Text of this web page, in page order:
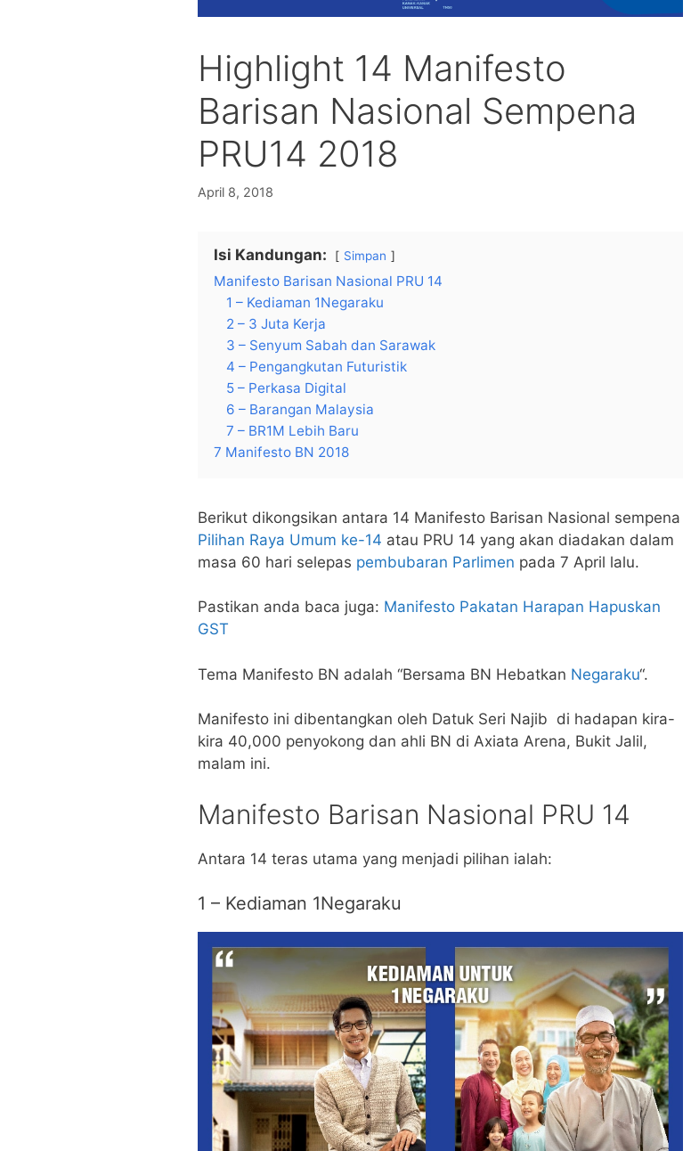
Highlight 14 Manifesto
Barisan Nasional Sempena
PRU14 2018
April 8, 2018
Isi Kandungan: Simpan
Manifesto Barisan Nasional PRU 14
1 – Kediaman 1Negaraku
2 – 3 Juta Kerja
3 – Senyum Sabah dan Sarawak
4 – Pengangkutan Futuristik
5 – Perkasa Digital
6 – Barangan Malaysia
7 – BR1M Lebih Baru
7 Manifesto BN 2018
Berikut dikongsikan antara 14 Manifesto Barisan Nasional sempena
Pilihan Raya Umum ke-14 atau PRU 14 yang akan diadakan dalam
masa 60 hari selepas pembubaran Parlimen pada 7 April lalu.
Pastikan anda baca juga: Manifesto Pakatan Harapan Hapuskan
GST
Tema Manifesto BN adalah “Bersama BN Hebatkan Negaraku“.
Manifesto ini dibentangkan oleh Datuk Seri Najib di hadapan kira-
kira 40,000 penyokong dan ahli BN di Axiata Arena, Bukit Jalil,
malam ini.
Manifesto Barisan Nasional PRU 14
Antara 14 teras utama yang menjadi pilihan ialah:
1 – Kediaman 1Negaraku